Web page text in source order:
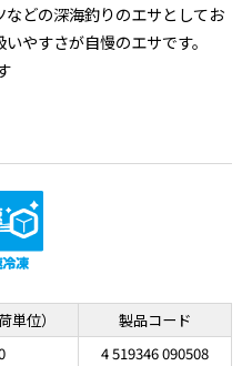
どの深海釣りのエサとしてお
やすさが自慢のエサです。
単位）
製品コード
4 519346 090508